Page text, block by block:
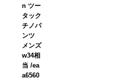
n ツー
タック
チノパ
ンツ
メンズ
w34相
当 /ea
a6560